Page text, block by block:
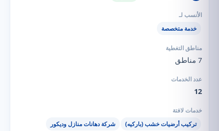
خدمة متخصصة
7 مناطق
12
تركيب أرضيات خشب (باركيه) شركة دهانات منازل وديكور